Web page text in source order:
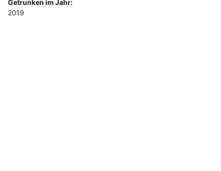
Getrunken im Jahr:
2019